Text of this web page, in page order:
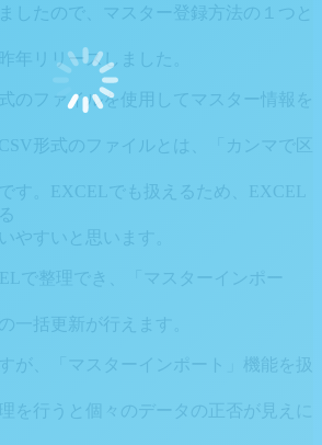
したので、マスター登録方法の１つと
年リリースしました。
のファイルを使用してマスター情報を
形式のファイルとは、「カンマで区
す。EXCELでも扱えるため、EXCEL
やすいと思います。
で整理でき、「マスターインポー
一括更新が行えます。
が、「マスターインポート」機能を扱
を行うと個々のデータの正否が見えに